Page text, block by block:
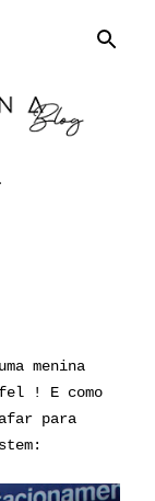
menina
! E como
para